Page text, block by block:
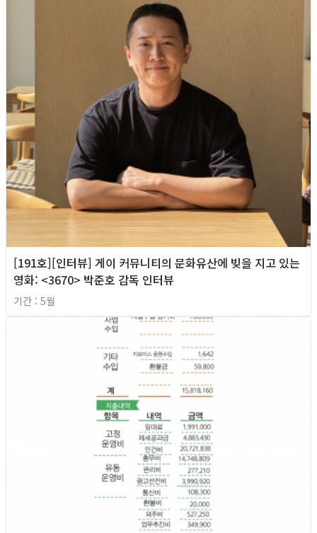
[191호][인터뷰] 게이 커뮤니티의 문화유산에 빚을 지고 있는
영화: <3670> 박준호 감독 인터뷰
기간 : 5월